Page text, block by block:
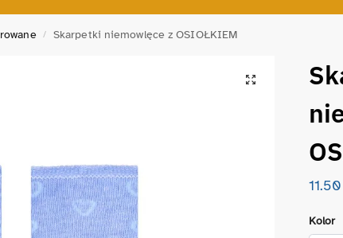
/ Skarpetki niemowlęce z OSIOŁKIEM
11.50
Kolor